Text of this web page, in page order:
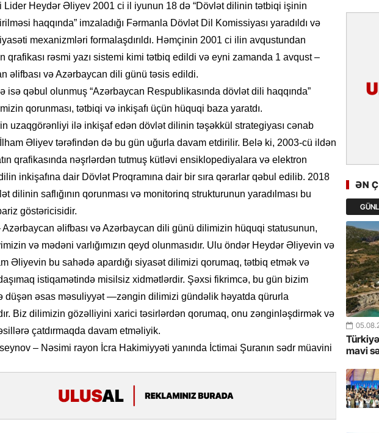
Lider Heydər Əliyev 2001 ci il iyunun 18 də “Dövlət dilinin tətbiqi işinin
haqqında” imzaladığı Fərmanla Dövlət Dil Komissiyası yaradıldı və
mexanizmləri formalaşdırıldı. Həmçinin 2001 ci ilin avqustundan
qrafikası rəsmi yazı sistemi kimi tətbiq edildi və eyni zamanda 1 avqust –
əlifbası və Azərbaycan dili günü təsis edildi.
isə qəbul olunmuş “Azərbaycan Respublikasında dövlət dili haqqında”
qorunması, tətbiqi və inkişafı üçün hüquqi baza yaratdı.
uzaqgörənliyi ilə inkişaf edən dövlət dilinin təşəkkül strategiyası cənab
Əliyev tərəfindən də bu gün uğurla davam etdirilir. Belə ki, 2003-cü ildən
qrafikasında nəşrlərdən tutmuş kütləvi ensiklopediyalara və elektron
inkişafına dair Dövlət Proqramına dair bir sıra qərarlar qəbul edilib. 2018
dilinin saflığının qorunması və monitorinq strukturunun yaradılması bu
göstəricisidir.
Azərbaycan əlifbası və Azərbaycan dili günü dilimizin hüquqi statusunun,
və mədəni varlığımızın qeyd olunmasıdır. Ulu öndər Heydər Əliyevin və
Əliyevin bu sahədə apardığı siyasət dilimizi qorumaq, tətbiq etmək və
istiqamətində misilsiz xidmətlərdir. Şəxsi fikrimcə, bu gün bizim
düşən əsas məsuliyyət —zəngin dilimizi gündəlik həyatda qürurla
Biz dilimizin gözəlliyini xarici təsirlərdən qorumaq, onu zənginləşdirmək və
çatdırmaqda davam etməliyik.
– Nəsimi rayon İcra Hakimiyyəti yanında İctimai Şuranın sədr müavini
Awards
-
Türkiyə
“İlham
YAP
Günü
ƏN
mavi